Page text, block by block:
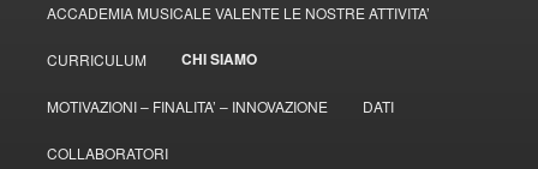
ACCADEMIA MUSICALE VALENTE LE NOSTRE ATTIVITA’
CURRICULUM CHI SIAMO
MOTIVAZIONI – FINALITA’ – INNOVAZIONE DATI
COLLABORATORI